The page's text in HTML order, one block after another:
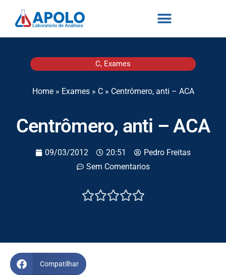
C, Exames
Home» Exames» C» Centrômero, anti – ACA
Centrômero, anti – ACA
09/03/2012 20:51
Pedro Freitas
Sem Comentarios

Compatilhar